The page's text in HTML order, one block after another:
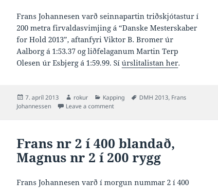
Frans Johannesen varð seinnapartin triðskjótastur í
200 metra firvaldasvimjing á “Danske Mesterskaber
for Hold 2013”, aftanfyri Viktor B. Bromer úr
Aalborg á 1:53.37 og liðfelaganum Martin Terp
Olesen úr Esbjerg á 1:59.99. Síúrslitalistan her.
Posted
on
7. apríl 2013 Author
rokur Categories
Kapping Tags
DMH 2013, Frans
Johannessen
Leave a commenton Frans 2:00.20 og nr 3 í 200 firvald
Frans nr 2 í 400 blandað,
Magnus nr 2 í 200 rygg
Frans Johannesen varð í morgun nummar 2 í 400